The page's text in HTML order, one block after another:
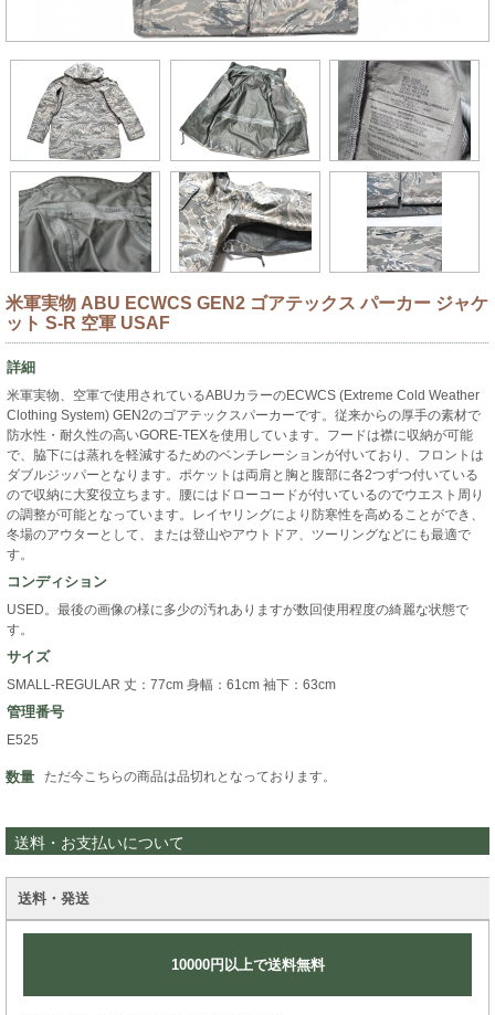
米軍実物 ABU ECWCS GEN2 ゴアテックス パーカー ジャケ
ット S-R 空軍 USAF
詳細
米軍実物、空軍で使用されているABUカラーのECWCS (Extreme Cold Weather
Clothing System) GEN2のゴアテックスパーカーです。従来からの厚手の素材で
防水性・耐久性の高いGORE-TEXを使用しています。フードは襟に収納が可能
で、脇下には蒸れを軽減するためのベンチレーションが付いており、フロントは
ダブルジッパーとなります。ポケットは両肩と胸と腹部に各2つずつ付いている
ので収納に大変役立ちます。腰にはドローコードが付いているのでウエスト周り
の調整が可能となっています。レイヤリングにより防寒性を高めることができ、
冬場のアウターとして、または登山やアウトドア、ツーリングなどにも最適で
す。
コンディション
USED。最後の画像の様に多少の汚れありますが数回使用程度の綺麗な状態で
す。
サイズ
SMALL-REGULAR 丈：77cm 身幅：61cm 袖下：63cm
管理番号
E525
数量 ただ今こちらの商品は品切れとなっております。
送料・お支払いについて
送料・発送
10000円以上で送料無料